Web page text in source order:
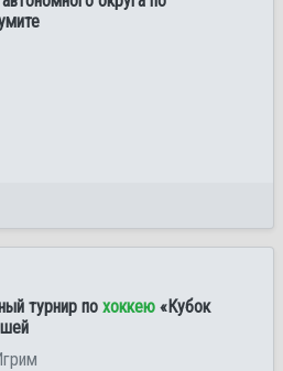
турнир по хоккею «Кубок